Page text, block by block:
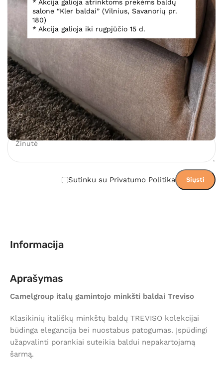
* Akcija galioja atrinktoms prekėms baldų
salone “Kler baldai” (Vilnius, Savanorių pr.
180)
* Akcija galioja iki rugpjūčio 15 d.
Teirautis
Įsiminti
Teirautis dėl prekės
Sutinku su Privatumo Politika
Informacija
Aprašymas
Camelgroup italų gamintojo minkšti baldai Treviso
Klasikinių itališkų minkštų baldų TREVISO kolekcijai
būdinga elegancija bei nuostabus patogumas. Įspūdingi
užapvalinti porankiai suteikia baldui nepakartojamą
šarmą.